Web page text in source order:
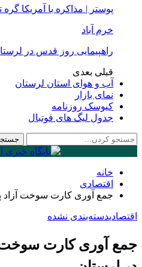
پوستر | مذاکره با آمریکا
خرم آباد
راهپیمایی روز قدس در
قبلی بعدی
آب و هوای استان لرستان
نمای بازار
کیوسک روزنامه
جدول لیگ های فوتبال
خانه
اقتصادی
جمع آوری کارت سوخت آزاد
اقتصادیدسته‌بندی نشده
جمع آوری کارت سوخت